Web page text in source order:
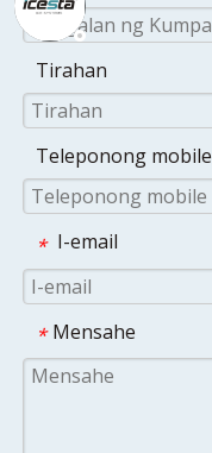
Tirahan
Teleponong mobile
* I-email
* Mensahe